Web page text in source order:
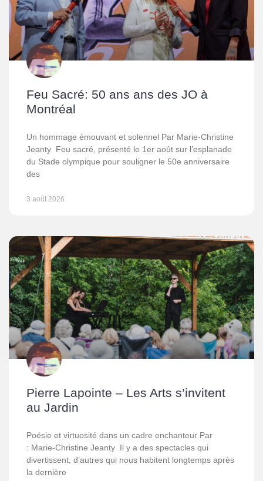
Feu Sacré: 50 ans ans des JO à
Montréal
Un hommage émouvant et solennel Par Marie-Christine
Jeanty Feu sacré, présenté le 1er août sur l’esplanade
du Stade olympique pour souligner le 50e anniversaire
des
3 août 2026
Pierre Lapointe – Les Arts s’invitent
au Jardin
Poésie et virtuosité dans un cadre enchanteur Par
: Marie-Christine Jeanty Il y a des spectacles qui
divertissent, d’autres qui nous habitent longtemps après
la dernière